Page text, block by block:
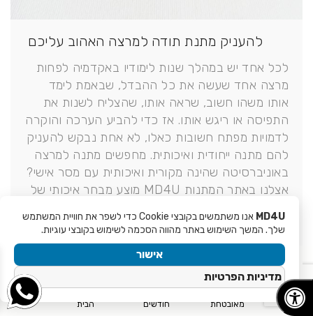
להעניק מתנת תודה למרצה האהוב עליכם
לכל אחד יש במהלך שנות לימודיו באקדמיה לפחות
מרצה אחד שעשה את כל ההבדל, שבאמת לימד
אותו משהו חשוב, שראה אותו, שהצליח לשנות את
התפיסה או ריגש אותו. אז כדי להביע הערכה והוקרה
לדמויות מפתח חשובות כאלו, לא אחת נבקש להעניק
להם מתנה ייחודית ואיכותית. מחפשים מתנה למרצה
באוניברסיטה שהינה מקורית ואיכותית עם מסר אישי?
אצלנו באתר המתנות MD4U מוצע מבחר איכותי של
בעבודות יד מוקפדת, עם עיצוב…
MD4U
אנו משתמשים בקובצי Cookie כדי לשפר את חוויית המשתמש
שלך. המשך השימוש באתר מהווה הסכמה לשימוש בקובצי עוגיות.
אישור
מדיניות הפרטיות
מאובטחת
חודשים
הבית